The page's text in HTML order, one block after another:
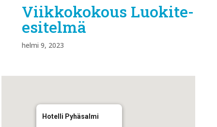
Viikkokokous Luokite-
esitelmä
helmi 9, 2023
Hotelli Pyhäsalmi